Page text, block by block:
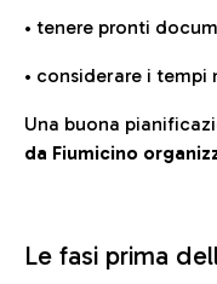
• tenere pronti
• considerare i
Una buona
da Fiumicino
Le fasi prima